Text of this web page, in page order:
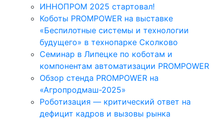
ИННОПРОМ 2025 стартовал!
Коботы PROMPOWER на выставке
«Беспилотные системы и технологии
будущего» в технопарке Сколково
Семинар в Липецке по коботам и
компонентам автоматизации PROMPOWER
Обзор стенда PROMPOWER на
«Агропродмаш-2025»
Роботизация — критический ответ на
дефицит кадров и вызовы рынка